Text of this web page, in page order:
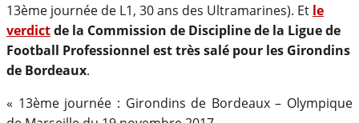
13ème journée de L1, 30 ans des Ultramarines). Et le
verdictde la Commission de Discipline de la Ligue de
Football Professionnel est très salé pour les Girondins
de Bordeaux.
« 13ème journée : Girondins de Bordeaux – Olympique